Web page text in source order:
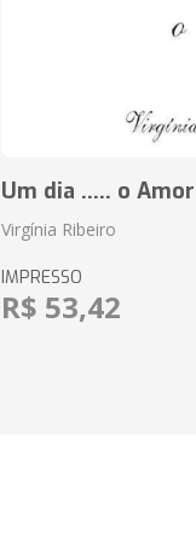
Um dia ..... o Amor
Virgínia Ribeiro
IMPRESSO
R$ 53,42